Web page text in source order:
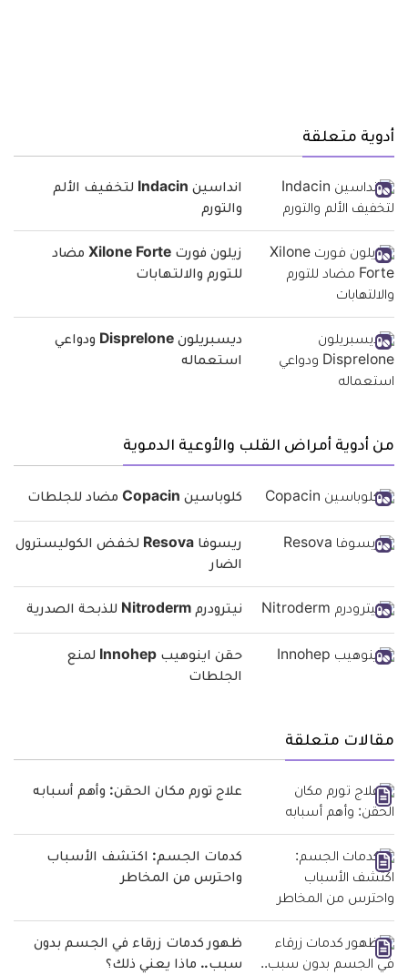
أدوية متعلقة
انداسين Indacin لتخفيف الألم
والتورم
زيلون فورت Xilone Forte مضاد
للتورم والالتهابات
ديسبريلون Disprelone ودواعي
استعماله
من أدوية أمراض القلب والأوعية الدموية
كلوباسين Copacin مضاد للجلطات
ريسوفا Resova لخفض الكوليسترول
الضار
نيترودرم Nitroderm للذبحة الصدرية
حقن اينوهيب Innohep لمنع
الجلطات
مقالات متعلقة
علاج تورم مكان الحقن: وأهم أسبابه
كدمات الجسم: اكتشف الأسباب
واحترس من المخاطر
ظهور كدمات زرقاء في الجسم بدون
سبب.. ماذا يعني ذلك؟